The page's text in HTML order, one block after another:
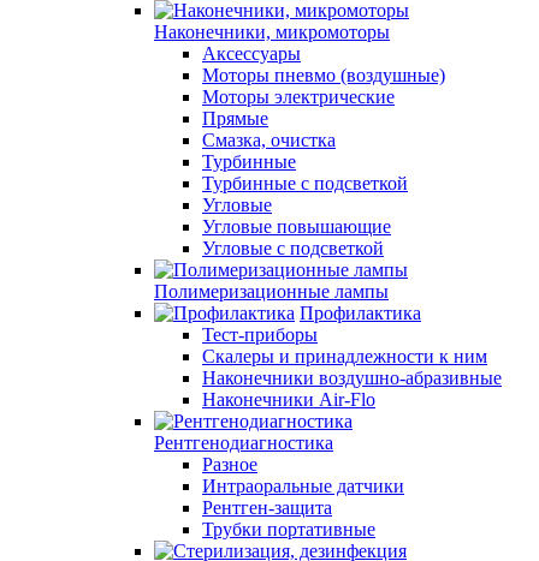
Наконечники, микромоторы
Аксессуары
Моторы пневмо (воздушные)
Моторы электрические
Прямые
Смазка, очистка
Турбинные
Турбинные с подсветкой
Угловые
Угловые повышающие
Угловые с подсветкой
Полимеризационные лампы
Профилактика
Тест-приборы
Скалеры и принадлежности к ним
Наконечники воздушно-абразивные
Наконечники Air-Flo
Рентгенодиагностика
Разное
Интраоральные датчики
Рентген-защита
Трубки портативные